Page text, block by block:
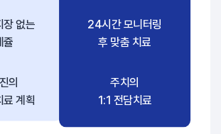
장 없는
쥴
의
료 계획
24시간 모니터링
후 맞춤 치료
주치의
1:1 전담치료